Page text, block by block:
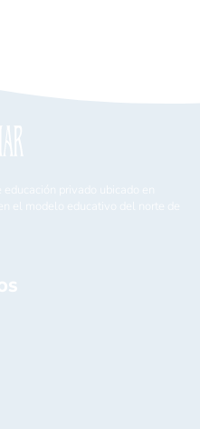
privado ubicado en
el modelo educativo del norte de